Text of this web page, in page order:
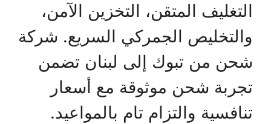
التغليف المتقن، التخزين الآمن،
والتخليص الجمركي السريع. شركة
شحن من تبوك إلى لبنان تضمن
تجربة شحن موثوقة مع أسعار
تنافسية والتزام تام بالمواعيد.